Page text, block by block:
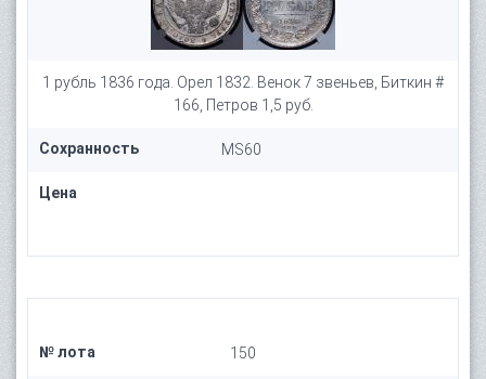
1 рубль 1836 года. Орел 1832. Венок 7 звеньев, Биткин #
166, Петров 1,5 руб.
Сохранность MS60
Цена
№ лота 150